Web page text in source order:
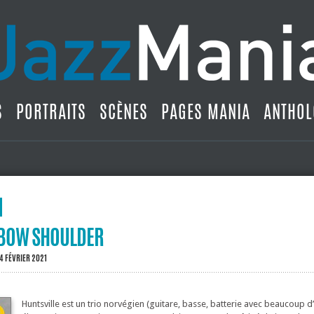
PORTRAITS SCÈNES PAGES MANIA
SHOULDER
FÉVRIER 2021
Huntsville est un trio norvégien (guitare, basse, batterie avec beaucoup